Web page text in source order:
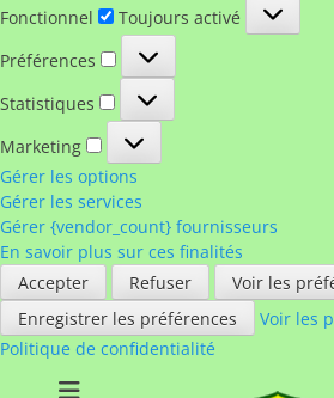
Fonctionnel
Toujours activé
Préférences
Statistiques
Marketing
Gérer les options
Gérer les services
Gérer {vendor_count} fournisseurs
En savoir plus sur ces finalités
Accepter
Refuser
Voir les
Enregistrer les préférences
Voir les
Politique de confidentialité